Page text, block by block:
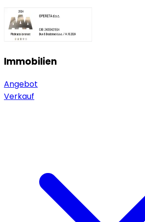
Immobilien
Angebot
Verkauf